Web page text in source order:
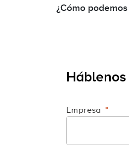
¿Cómo
Empresa